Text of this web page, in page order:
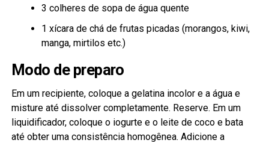
3 colheres de sopa de água quente
1 xícara de chá de frutas picadas (morangos, kiwi,
manga, mirtilos etc.)
Modo de preparo
Em um recipiente, coloque a gelatina incolor e a água e
misture até dissolver completamente. Reserve. Em um
liquidificador, coloque o iogurte e o leite de coco e bata
até obter uma consistência homogênea. Adicione a